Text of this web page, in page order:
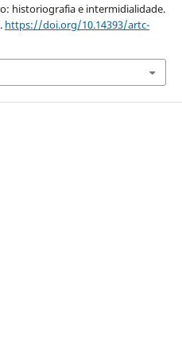
historiografia e intermidialidade.
https://doi.org/10.14393/artc-